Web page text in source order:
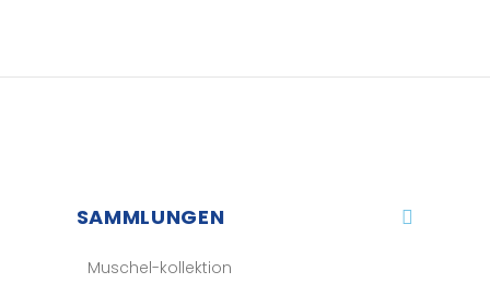
SAMMLUNGEN
Muschel-kollektion